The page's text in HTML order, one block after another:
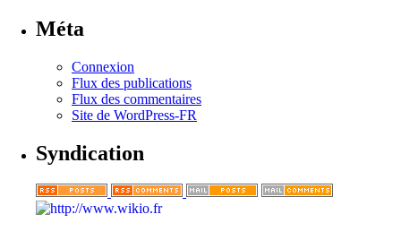
Méta
Connexion
Flux des publications
Flux des commentaires
Site de WordPress-FR
Syndication